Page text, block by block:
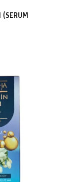
(SERUM